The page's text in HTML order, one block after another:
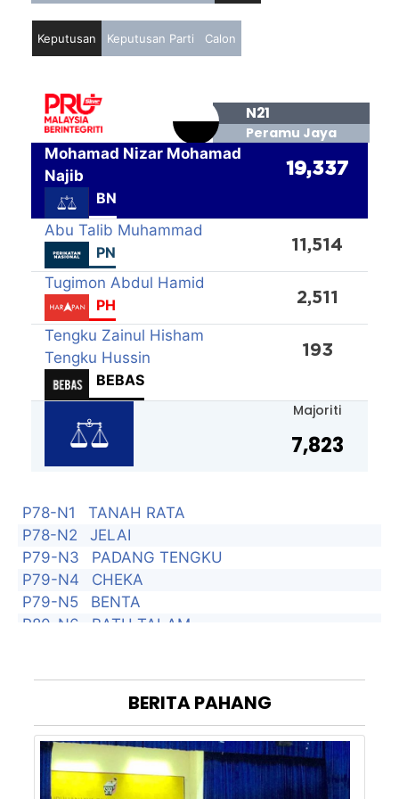
P78-N1
TANAH RATA
P78-N2
JELAI
P79-N3
PADANG TENGKU
P79-N4
CHEKA
P79-N5
BENTA
P80-N6
BATU TALAM
DAMAK
P81-N11
PULAU TAWAR
P82-N12
BESERAH
P82-N13
SEMAMBU
Keputusan Keputusan Parti Calon
N21
Peramu Jaya
Mohamad Nizar Mohamad
Najib
BN
19,337
Abu Talib Muhammad
PN
11,514
Tugimon Abdul Hamid
PH
2,511
Tengku Zainul Hisham
Tengku Hussin
BEBAS
193
Majoriti
7,823
BERITAPAHANG